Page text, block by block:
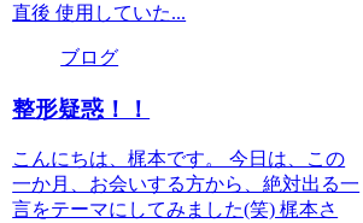
直後 使用していた...
ブログ
整形疑惑！！
こんにちは、梶本です。 今日は、この
一か月、お会いする方から、絶対出る一
言をテーマにしてみました(笑) 梶本さ